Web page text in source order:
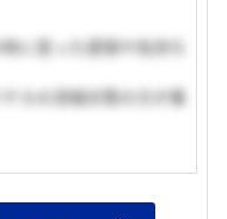
に思った感情や気持ち
カの深堀対策の方が重